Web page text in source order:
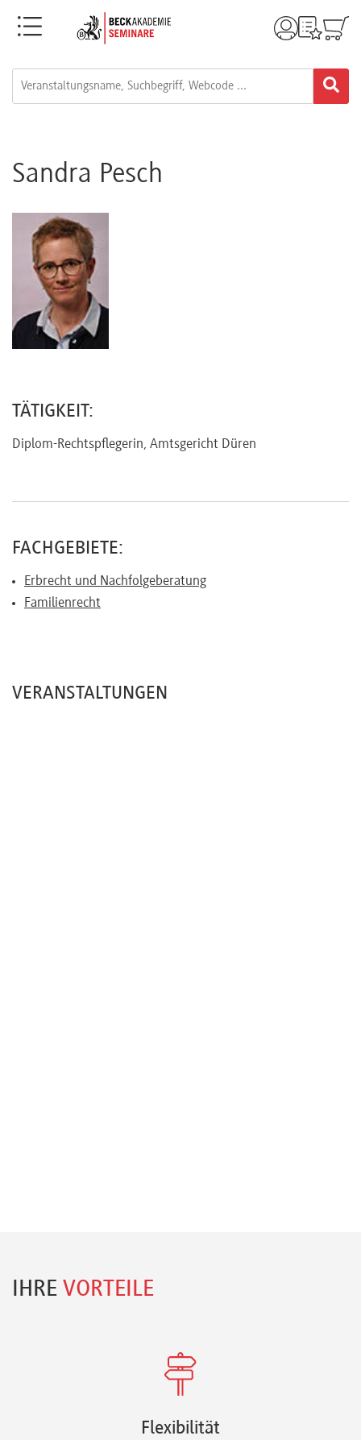
Menü
Webinare
Learnings
Über
FAQ
Sandra Pesch
TÄTIGKEIT:
Diplom-Rechtspflegerin, Amtsgericht Düren
FACHGEBIETE:
Erbrecht und Nachfolgeberatung
Familienrecht
VERANSTALTUNGEN
IHRE VORTEILE
Flexibilität